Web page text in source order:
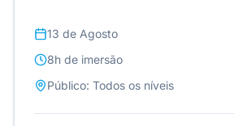
13 de Agosto
8h de imersão
Público: Todos os níveis